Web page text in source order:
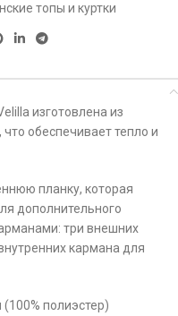
топы и куртки
изготовлена ​​из
обеспечивает тепло и
планку, которая
дополнительного
три внешних
кармана для
полиэстер)